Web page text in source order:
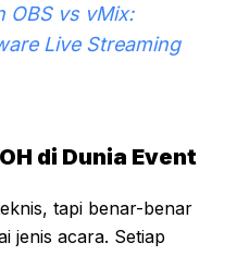
OBS vs vMix:
Live Streaming
di Dunia Event
tapi benar-benar
jenis acara. Setiap